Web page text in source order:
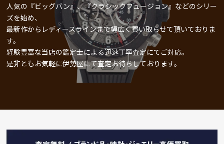
人気の『ビッグバン』、『クラシックフュージョン』などのシリー
ズを始め、
最新作からレディースラインまで幅広く買い取らせて頂いておりま
す。
経験豊富な当店の鑑定士による迅速丁寧査定にてご対応。
是非ともお気軽に伊勢屋にて査定お待ちしております。